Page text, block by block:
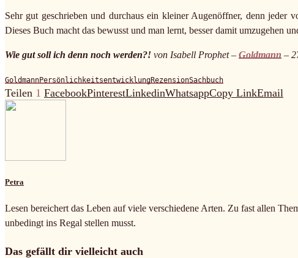
Sehr gut geschrieben und durchaus ein kleiner Augenöffner, denn
Dieses Buch macht das bewusst und man lernt, besser damit umzugehen
Wie gut soll ich denn noch werden?! von Isabell Prophet – Goldmann –
GoldmannPersönlichkeitsentwicklungRezensionSachbuch
Teilen 1 FacebookPinterestLinkedinWhatsappCopy LinkEmail
Petra
Lesen bereichert das Leben auf viele verschiedene Arten. Zu fast allen
unbedingt ins Regal stellen musst.
Das gefällt dir vielleicht auch